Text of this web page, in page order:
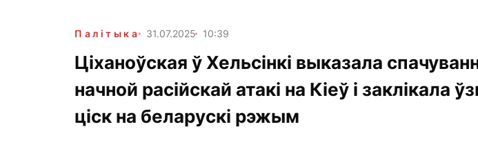
Палітыка 31.07.2025 10:39
Ціханоўская ў Хельсінкі выказала
начной расійскай атакі на Кіеў і заклікала
ціск на беларускі рэжым